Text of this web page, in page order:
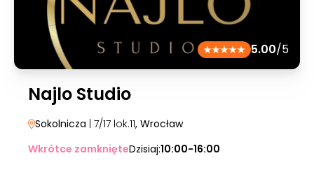
5.00/5
Najlo Studio
Sokolnicza | 7/17 lok.11, Wrocław
Wkrótce zamknięteDzisiaj:10:00-16:00